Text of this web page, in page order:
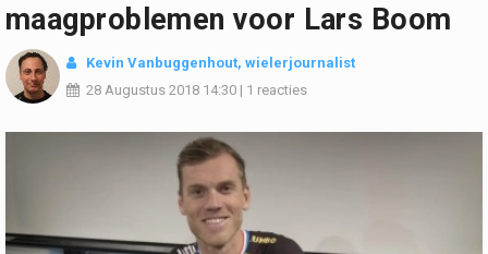
maagproblemen voor Lars Boom
Kevin Vanbuggenhout, wielerjournalist
28 Augustus 2018 14:30 | 1 reacties